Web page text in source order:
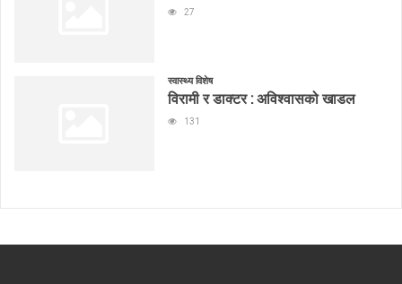
27
स्वास्थ्य विशेष
विरामी र डाक्टर : अविश्वासको खाडल
131